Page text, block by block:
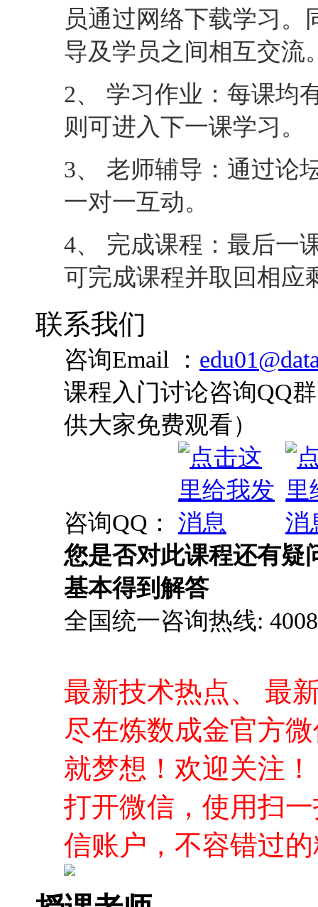
员通过网络下载学习
导及学员之间相互交流
2、 学习作业：每课均
则可进入下一课学习。
3、 老师辅导：通过论
一对一互动。
4、 完成课程：最后一
可完成课程并取回相应
联系我们
咨询Email ：
课程入门讨论咨询QQ
供大家免费观看）
咨询QQ：
您是否对此课程还有疑
基本得到解答
全国统一咨询热线:
最新技术热点、 最
尽在炼数成金官方
就梦想！欢迎关注！
打开微信，使用扫
信账户，不容错过